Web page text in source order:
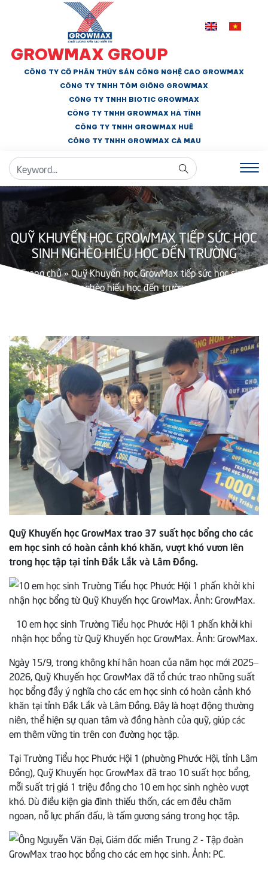
GROWMAX GROUP
CÔNG TY CỔ PHẦN THỦY SẢN CÔNG NGHỆ CAO GROWMAX
CÔNG TY TNHH TÔM GIỐNG GROWMAX
CÔNG TY TNHH BIOTIC GROWMAX
CÔNG TY TNHH GROWMAX HÀ TĨNH
CÔNG TY TNHH GROWMAX HUẾ
CÔNG TY TNHH GROWMAX CÀ MAU
QUỸ KHUYẾN HỌC GROWMAX TIẾP SỨC HỌC
SINH NGHÈO HIẾU HỌC ĐẾN TRƯỜNG
Trang chủ»Quỹ Khuyến học GrowMax tiếp sức học sinh
nghèo hiếu học đến trường
Quỹ Khuyến học GrowMax trao 37 suất học bổng cho các
em học sinh có hoàn cảnh khó khăn, vượt khó vươn lên
trong học tập tại tỉnh Đắk Lắk và Lâm Đồng.
10 em học sinh Trường Tiểu học Phước Hội 1 phấn khởi khi
nhận học bổng từ Quỹ Khuyến học GrowMax. Ảnh: GrowMax.
Ngày 15/9, trong không khí hân hoan của năm học mới 2025–
2026, Quỹ Khuyến học GrowMax đã tổ chức trao những suất
học bổng đầy ý nghĩa cho các em học sinh có hoàn cảnh khó
khăn tại tỉnh Đắk Lắk và Lâm Đồng. Đây là hoạt động thường
niên, thể hiện sự quan tâm và đồng hành của quỹ, giúp các
em thêm vững tin trên con đường học tập.
Tại Trường Tiểu học Phước Hội 1 (phường Phước Hội, tỉnh Lâm
Đồng), Quỹ Khuyến học GrowMax đã trao 10 suất học bổng,
mỗi suất trị giá 1 triệu đồng cho 10 em học sinh nghèo vượt
khó. Dù điều kiện gia đình thiếu thốn, các em đều chăm
ngoan, nỗ lực phấn đấu, là tấm gương sáng trong học tập.